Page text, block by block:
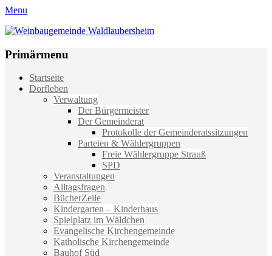
Menu
Weinbaugemeinde Waldlaubersheim
Primärmenu
Weiter
zum
Startseite
Dorfleben
Verwaltung
Der Bürgermeister
Der Gemeinderat
Protokolle der Gemeinderatssitzungen
Parteien & Wählergruppen
Freie Wählergruppe Strauß
SPD
Veranstaltungen
Alltagsfragen
BücherZelle
Kindergarten – Kinderhaus
Spielplatz im Wäldchen
Evangelische Kirchengemeinde
Katholische Kirchengemeinde
Bauhof Süd